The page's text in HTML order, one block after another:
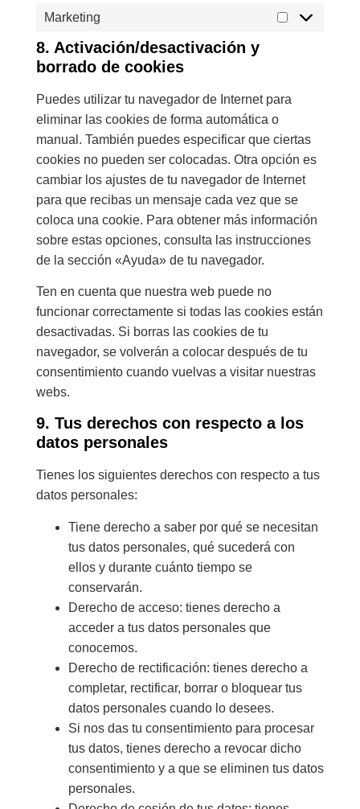
Marketing
8. Activación/desactivación y
borrado de cookies
Puedes utilizar tu navegador de Internet para
eliminar las cookies de forma automática o
manual. También puedes especificar que ciertas
cookies no pueden ser colocadas. Otra opción es
cambiar los ajustes de tu navegador de Internet
para que recibas un mensaje cada vez que se
coloca una cookie. Para obtener más información
sobre estas opciones, consulta las instrucciones
de la sección «Ayuda» de tu navegador.
Ten en cuenta que nuestra web puede no
funcionar correctamente si todas las cookies están
desactivadas. Si borras las cookies de tu
navegador, se volverán a colocar después de tu
consentimiento cuando vuelvas a visitar nuestras
webs.
9. Tus derechos con respecto a los
datos personales
Tienes los siguientes derechos con respecto a tus
datos personales:
Tiene derecho a saber por qué se necesitan
tus datos personales, qué sucederá con
ellos y durante cuánto tiempo se
conservarán.
Derecho de acceso: tienes derecho a
acceder a tus datos personales que
conocemos.
Derecho de rectificación: tienes derecho a
completar, rectificar, borrar o bloquear tus
datos personales cuando lo desees.
Si nos das tu consentimiento para procesar
tus datos, tienes derecho a revocar dicho
consentimiento y a que se eliminen tus datos
personales.